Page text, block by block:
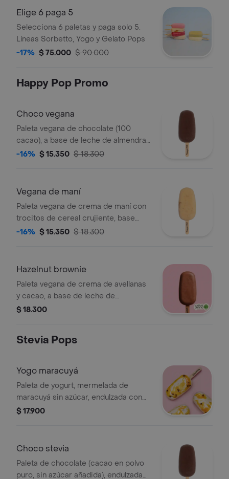
Elige 6 paga 5
Selecciona 6 paletas y paga solo 5.
Líneas Sorbetto, Yogo y Gelato Pops
-17% $ 75.000 $ 90.000
Happy Pop Promo
Choco vegana
Paleta vegana de chocolate (100
cacao), a base de leche de almendras
sin azúcar, endulzada con stevia, sin
-16% $ 15.350 $ 18.300
Vegana de maní
Paleta vegana de crema de maní con
trocitos de cereal crujiente, base
leche almendras sin azúcar, endulzada
-16% $ 15.350 $ 18.300
Hazelnut brownie
Paleta vegana de crema de avellanas
y cacao, a base de leche de
almendras artesanal sin azúcar.
de hazelnut protein brownie de qunno.
$ 18.300
Stevia Pops
Yogo maracuyá
Paleta de yogurt, mermelada de
maracuyá sin azúcar, endulzada con
stevia, sin edulcorantes artificiales.
$ 17.900
Choco stevia
Paleta de chocolate (cacao en polvo
puro, sin azúcar añadida), endulzada